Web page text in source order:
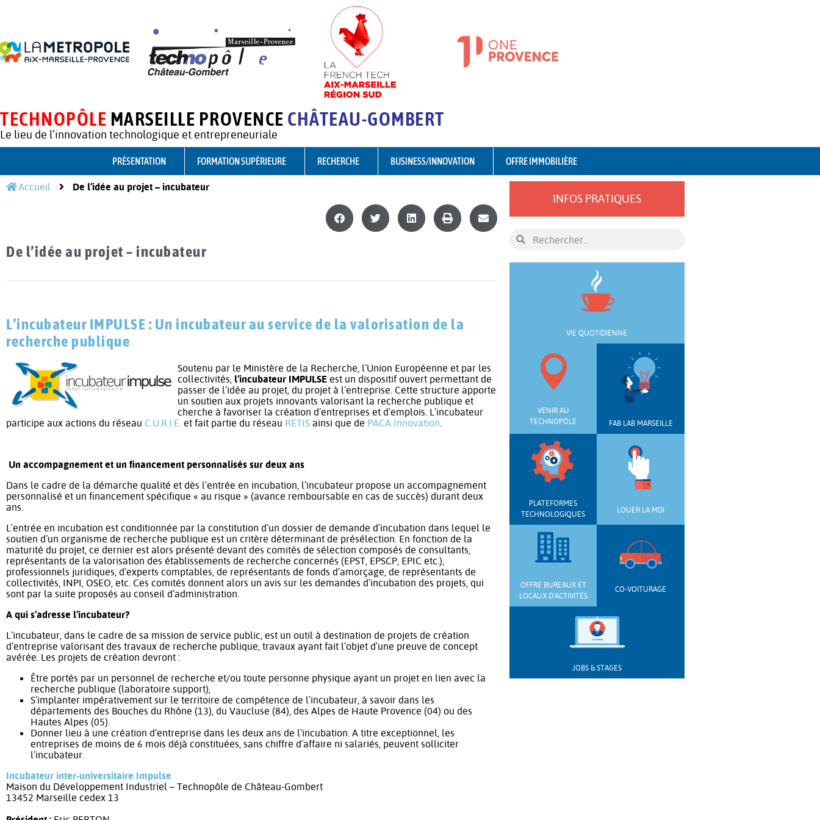
TECHNOPÔLE MARSEILLE PROVENCE CHÂTEAU-GOMBERT
Le lieu de l’innovation technologique et entrepreneuriale
PRÉSENTATION FORMATION SUPÉRIEURE RECHERCHE BUSINESS/INNOVATION OFFRE IMMOBILIÈRE
Accueil De l’idée au projet – incubateur
De l’idée au projet – incubateur
L’incubateur IMPULSE : Un incubateur au service de la valorisation de la
recherche publique
Soutenu par le Ministère de la Recherche, l’Union Européenne et par les
collectivités, l’incubateur IMPULSE est un dispositif ouvert permettant de
passer de l’idée au projet, du projet à l’entreprise. Cette structure apporte
un soutien aux projets innovants valorisant la recherche publique et
cherche à favoriser la création d’entreprises et d’emplois. L’incubateur
participe aux actions du réseau C.U.R.I.E. et fait partie du réseau RETIS ainsi que de PACA Innovation
Un accompagnement et un financement personnalisés sur deux ans
Dans le cadre de la démarche qualité et dès l’entrée en incubation, l’incubateur propose un accompagnement
personnalisé et un financement spécifique « au risque » (avance remboursable en cas de succès) durant deux
ans.
L’entrée en incubation est conditionnée par la constitution d’un dossier de demande d’incubation dans lequel le
soutien d’un organisme de recherche publique est un critère déterminant de présélection. En fonction de la
maturité du projet, ce dernier est alors présenté devant des comités de sélection composés de consultants,
représentants de la valorisation des établissements de recherche concernés (EPST, EPSCP, EPIC etc.),
professionnels juridiques, d’experts comptables, de représentants de fonds d’amorçage, de représentants de
collectivités, INPI, OSEO, etc. Ces comités donnent alors un avis sur les demandes d’incubation des projets, qui
sont par la suite proposés au conseil d’administration.
A qui s’adresse l’incubateur?
L’incubateur, dans le cadre de sa mission de service public, est un outil à destination de projets de création
d’entreprise valorisant des travaux de recherche publique, travaux ayant fait l’objet d’une preuve de concept
avérée. Les projets de création devront :
Être portés par un personnel de recherche et/ou toute personne physique ayant un projet en lien avec la
recherche publique (laboratoire support),
S’implanter impérativement sur le territoire de compétence de l’incubateur, à savoir dans les
départements des Bouches du Rhône (13), du Vaucluse (84), des Alpes de Haute Provence (04) ou des
Hautes Alpes (05).
Donner lieu à une création d’entreprise dans les deux ans de l’incubation. A titre exceptionnel, les
entreprises de moins de 6 mois déjà constituées, sans chiffre d’affaire ni salariés, peuvent solliciter
l’incubateur.
Incubateur inter-universitaire Impulse
Maison du Développement Industriel – Technopôle de Château-Gombert
13452 Marseille cedex 13
INFOS PRATIQUES
VIE QUOTIDIENNE
VENIR AU
TECHNOPÔLE
FAB LAB MARSEILLE
PLATEFORMES
TECHNOLOGIQUES
LOUER LA MDI
OFFRE BUREAUX ET
LOCAUX D'ACTIVITÉS
CO-VOITURAGE
JOBS & STAGES